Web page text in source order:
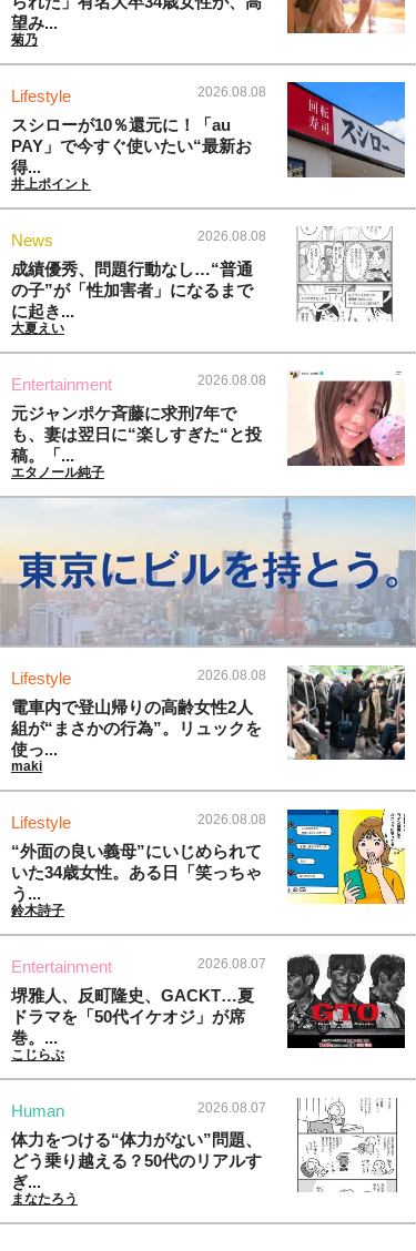
望み...
菊乃
Lifestyle 2026.08.08
スシローが10％還元に！「au
PAY」で今すぐ使いたい“最新お
得...
井上ポイント
News 2026.08.08
成績優秀、問題行動なし…“普通
の子”が「性加害者」になるまで
に起き...
大夏えい
Entertainment 2026.08.08
元ジャンポケ斉藤に求刑7年で
も、妻は翌日に“楽しすぎた“と投
稿。「...
エタノール純子
Lifestyle 2026.08.08
電車内で登山帰りの高齢女性2人
組が“まさかの行為”。リュックを
使っ...
maki
Lifestyle 2026.08.08
“外面の良い義母”にいじめられて
いた34歳女性。ある日「笑っちゃ
う...
鈴木詩子
Entertainment 2026.08.07
堺雅人、反町隆史、GACKT…夏
ドラマを「50代イケオジ」が席
巻。...
こじらぶ
Human 2026.08.07
体力をつける“体力がない”問題、
どう乗り越える？50代のリアルす
ぎ...
まなたろう